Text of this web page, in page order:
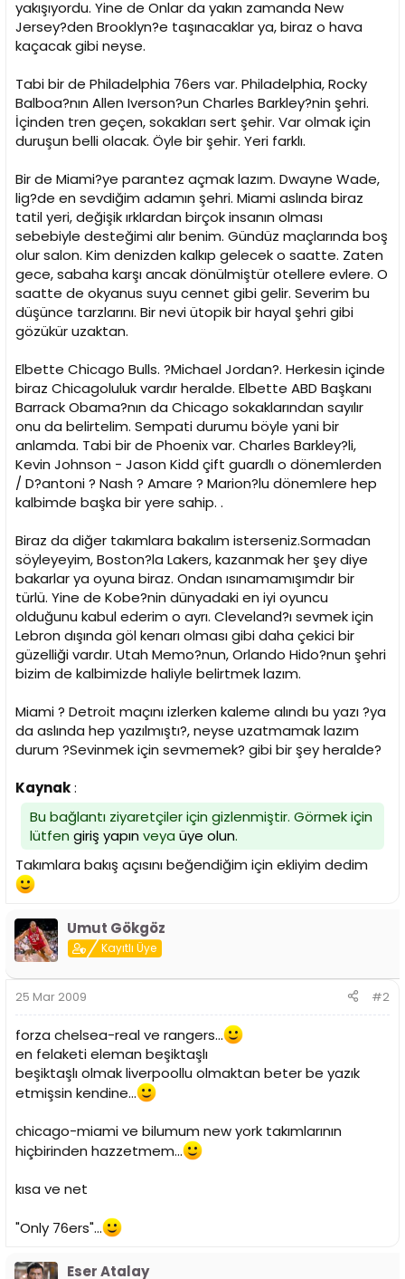
yakışıyordu. Yine de Onlar da yakın zamanda New
Jersey?den Brooklyn?e taşınacaklar ya, biraz o hava
kaçacak gibi neyse.
Tabi bir de Philadelphia 76ers var. Philadelphia, Rocky
Balboa?nın Allen Iverson?un Charles Barkley?nin şehri.
İçinden tren geçen, sokakları sert şehir. Var olmak için
duruşun belli olacak. Öyle bir şehir. Yeri farklı.
Bir de Miami?ye parantez açmak lazım. Dwayne Wade,
lig?de en sevdiğim adamın şehri. Miami aslında biraz
tatil yeri, değişik ırklardan birçok insanın olması
sebebiyle desteğimi alır benim. Gündüz maçlarında boş
olur salon. Kim denizden kalkıp gelecek o saatte. Zaten
gece, sabaha karşı ancak dönülmiştür otellere evlere. O
saatte de okyanus suyu cennet gibi gelir. Severim bu
düşünce tarzlarını. Bir nevi ütopik bir hayal şehri gibi
gözükür uzaktan.
Elbette Chicago Bulls. ?Michael Jordan?. Herkesin içinde
biraz Chicagoluluk vardır heralde. Elbette ABD Başkanı
Barrack Obama?nın da Chicago sokaklarından sayılır
onu da belirtelim. Sempati durumu böyle yani bir
anlamda. Tabi bir de Phoenix var. Charles Barkley?li,
Kevin Johnson - Jason Kidd çift guardlı o dönemlerden
/ D?antoni ? Nash ? Amare ? Marion?lu dönemlere hep
kalbimde başka bir yere sahip. .
Biraz da diğer takımlara bakalım isterseniz.Sormadan
söyleyeyim, Boston?la Lakers, kazanmak her şey diye
bakarlar ya oyuna biraz. Ondan ısınamamışımdır bir
türlü. Yine de Kobe?nin dünyadaki en iyi oyuncu
olduğunu kabul ederim o ayrı. Cleveland?ı sevmek için
Lebron dışında göl kenarı olması gibi daha çekici bir
güzelliği vardır. Utah Memo?nun, Orlando Hido?nun şehri
bizim de kalbimizde haliyle belirtmek lazım.
Miami ? Detroit maçını izlerken kaleme alındı bu yazı ?ya
da aslında hep yazılmıştı?, neyse uzatmamak lazım
durum ?Sevinmek için sevmemek? gibi bir şey heralde?
Kaynak:
Bu bağlantı ziyaretçiler için gizlenmiştir. Görmek için
lütfen giriş yapınveya üye olun.
Takımlara bakış açısını beğendiğim için ekliyim dedim
Umut Gökgöz
Kayıtlı Üye
25 Mar 2009 #2
forza chelsea-real ve rangers...
en felaketi eleman beşiktaşlı
beşiktaşlı olmak liverpoollu olmaktan beter be yazık
etmişsin kendine...
chicago-miami ve bilumum new york takımlarının
hiçbirinden hazzetmem...
kısa ve net
"Only 76ers"...
Eser Atalay